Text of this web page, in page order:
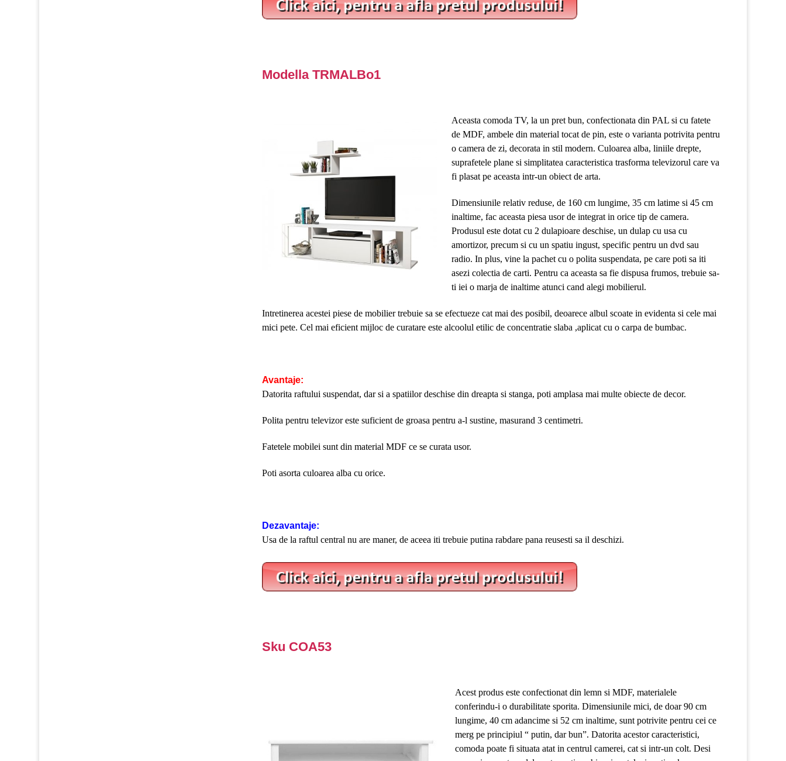
Modella TRMALBo1
Aceasta comoda TV, la un pret bun, confectionata din PAL si cu fatete
de MDF, ambele din material tocat de pin, este o varianta potrivita pentru
o camera de zi, decorata in stil modern. Culoarea alba, liniile drepte,
suprafetele plane si simplitatea caracteristica trasforma televizorul care va
fi plasat pe aceasta intr-un obiect de arta.
Dimensiunile relativ reduse, de 160 cm lungime, 35 cm latime si 45 cm
inaltime, fac aceasta piesa usor de integrat in orice tip de camera.
Produsul este dotat cu 2 dulapioare deschise, un dulap cu usa cu
amortizor, precum si cu un spatiu ingust, specific pentru un dvd sau
radio. In plus, vine la pachet cu o polita suspendata, pe care poti sa iti
asezi colectia de carti. Pentru ca aceasta sa fie dispusa frumos, trebuie sa-
ti iei o marja de inaltime atunci cand alegi mobilierul.
Intretinerea acestei piese de mobilier trebuie sa se efectueze cat mai des posibil, deoarece albul scoate in evidenta si cele mai
mici pete. Cel mai eficient mijloc de curatare este alcoolul etilic de concentratie slaba ,aplicat cu o carpa de bumbac.
Avantaje:
Datorita raftului suspendat, dar si a spatiilor deschise din dreapta si stanga, poti amplasa mai multe obiecte de decor.
Polita pentru televizor este suficient de groasa pentru a-l sustine, masurand 3 centimetri.
Fatetele mobilei sunt din material MDF ce se curata usor.
Poti asorta culoarea alba cu orice.
Dezavantaje:
Usa de la raftul central nu are maner, de aceea iti trebuie putina rabdare pana reusesti sa il deschizi.
Sku COA53
Acest produs este confectionat din lemn si MDF, materialele
conferindu-i o durabilitate sporita. Dimensiunile mici, de doar 90 cm
lungime, 40 cm adancime si 52 cm inaltime, sunt potrivite pentru cei ce
merg pe principiul “ putin, dar bun”. Datorita acestor caracteristici,
comoda poate fi situata atat in centrul camerei, cat si intr-un colt. Desi